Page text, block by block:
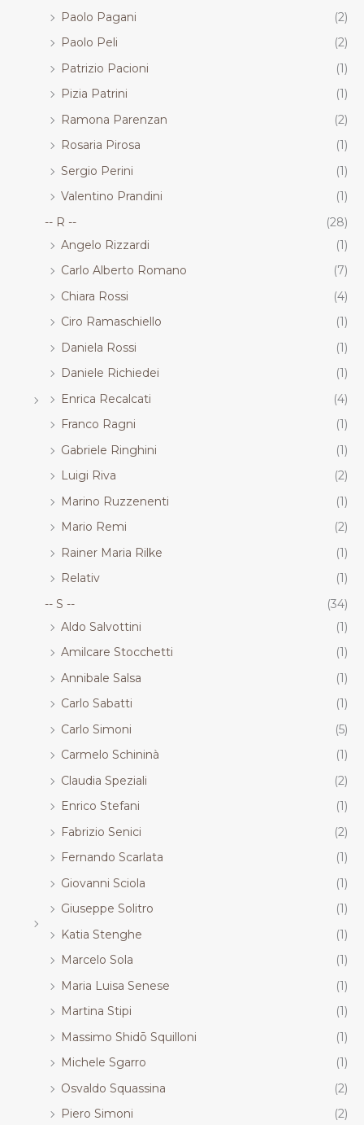
Paolo Pagani
(2)
Paolo Peli
(2)
Patrizio Pacioni
(1)
Pizia Patrini
(1)
Ramona Parenzan
(2)
Rosaria Pirosa
(1)
Sergio Perini
(1)
Valentino Prandini
(1)
-- R --
(28)
Angelo Rizzardi
(1)
Carlo Alberto Romano
(7)
Chiara Rossi
(4)
Ciro Ramaschiello
(1)
Daniela Rossi
(1)
Daniele Richiedei
(1)
Enrica Recalcati
(4)
Franco Ragni
(1)
Gabriele Ringhini
(1)
Luigi Riva
(2)
Marino Ruzzenenti
(1)
Mario Remi
(2)
Rainer Maria Rilke
(1)
Relativ
(1)
-- S --
(34)
Aldo Salvottini
(1)
Amilcare Stocchetti
(1)
Annibale Salsa
(1)
Carlo Sabatti
(1)
Carlo Simoni
(5)
Carmelo Schininà
(1)
Claudia Speziali
(2)
Enrico Stefani
(1)
Fabrizio Senici
(2)
Fernando Scarlata
(1)
Giovanni Sciola
(1)
Giuseppe Solitro
(1)
Katia Stenghe
(1)
Marcelo Sola
(1)
Maria Luisa Senese
(1)
Martina Stipi
(1)
Massimo Shidō Squilloni
(1)
Michele Sgarro
(1)
Osvaldo Squassina
(2)
Piero Simoni
(2)